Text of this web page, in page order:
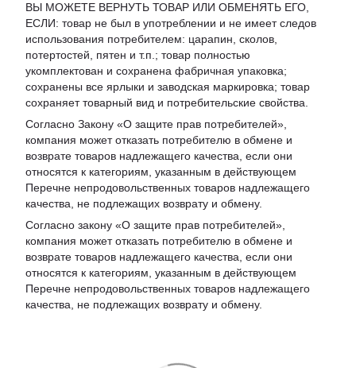
ВЫ МОЖЕТЕ ВЕРНУТЬ ТОВАР ИЛИ ОБМЕНЯТЬ ЕГО,
ЕСЛИ: товар не был в употреблении и не имеет следов
использования потребителем: царапин, сколов,
потертостей, пятен и т.п.; товар полностью
укомплектован и сохранена фабричная упаковка;
сохранены все ярлыки и заводская маркировка; товар
сохраняет товарный вид и потребительские свойства.
Согласно Закону «О защите прав потребителей»,
компания может отказать потребителю в обмене и
возврате товаров надлежащего качества, если они
относятся к категориям, указанным в действующем
Перечне непродовольственных товаров надлежащего
качества, не подлежащих возврату и обмену.
Согласно закону «О защите прав потребителей»,
компания может отказать потребителю в обмене и
возврате товаров надлежащего качества, если они
относятся к категориям, указанным в действующем
Перечне непродовольственных товаров надлежащего
качества, не подлежащих возврату и обмену.